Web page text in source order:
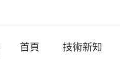
首頁 技術新知